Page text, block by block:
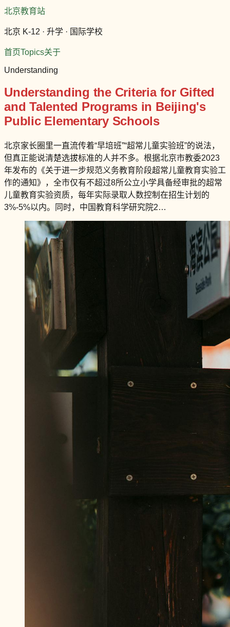
北京教育站
北京 K-12 · 升学 · 国际学校
首页Topics关于
Understanding
Understanding the Criteria for Gifted
and Talented Programs in Beijing's
Public Elementary Schools
北京家长圈里一直流传着“早培班”“超常儿童实验班”的说法，
但真正能说清楚选拔标准的人并不多。根据北京市教委2023
年发布的《关于进一步规范义务教育阶段超常儿童教育实验工
作的通知》，全市仅有不超过8所公立小学具备经审批的超常
儿童教育实验资质，每年实际录取人数控制在招生计划的
3%-5%以内。同时，中国教育科学研究院2…